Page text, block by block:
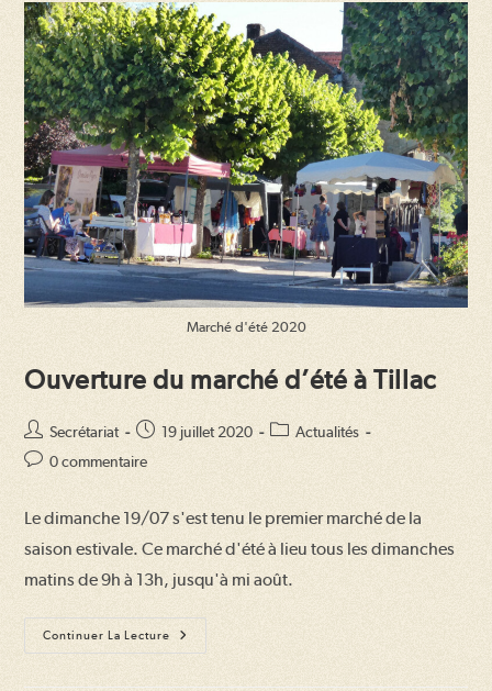
Tillac
Marché d'été 2020
Ouverture du marché d’été à Tillac
Auteur/autrice
de
Secrétariat
Publication
19 juillet 2020
PostActualités
Commentaires
publication :
0 commentaire
Le dimanche 19/07 s'est tenu le premier marché de la
saison estivale. Ce marché d'été à lieu tous les dimanches
matins de 9h à 13h, jusqu'à mi août.
Continuer La Lecture
Ouverture
Du